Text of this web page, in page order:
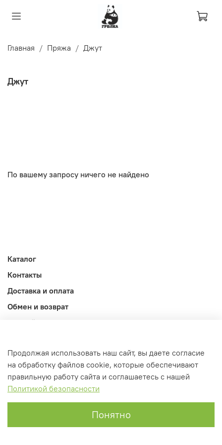
Главная Пряжа Джут
Джут
По вашему запросу ничего не найдено
Каталог
Контакты
Доставка и оплата
Обмен и возврат
Личный кабинет
Продолжая использовать наш сайт, вы даете согласие
на обработку файлов cookie, которые обеспечивают
правильную работу сайта и соглашаетесь с нашей
Политикой безопасности
Понятно